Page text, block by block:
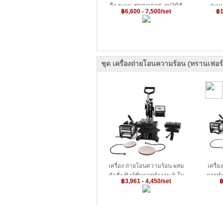
ถือ,ระบบ สูญญากาศ ,รูป3มิติ
ขนาดเล็ก, น้ำหนักเบา สำหรับ
ใช้พิมพ์รูปภาพ ลงบน เคส
Cases Printing
฿6,600 - 7,500/set
ระ
มัติ
฿
ชุด เครื่องถ่ายโอนความร้อน (ทรานเฟอ
เครื่อง ถ่ายโอนความร้อน ผสม
คำสั่ง,ฟังก์ชั่นการทำงาน 5 ใน
1 เดียว ขนาดสินค้า 5.9" x 7.9"
(150 x 200ม.ม.)---5 in 1
฿3,961 - 4,450/set
เครื่
การท